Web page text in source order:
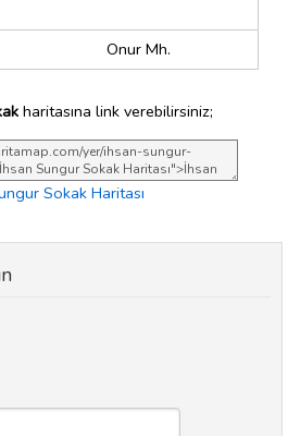
Onur Mh.
haritasına link verebilirsiniz;
Sokak Haritası